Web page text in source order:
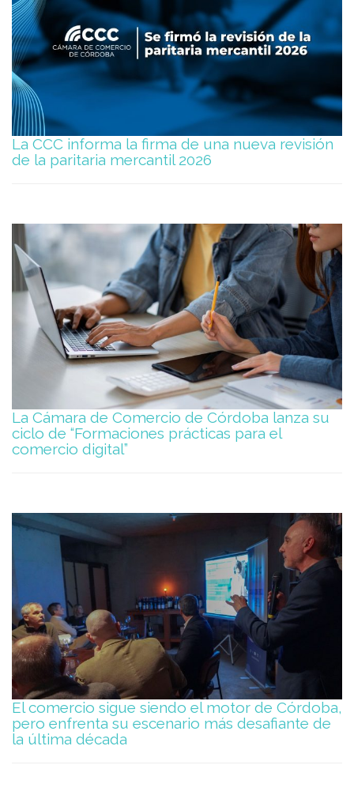
La CCC informa la firma de una nueva revisión
de la paritaria mercantil 2026
La Cámara de Comercio de Córdoba lanza su
ciclo de “Formaciones prácticas para el
comercio digital”
El comercio sigue siendo el motor de Córdoba,
pero enfrenta su escenario más desafiante de
la última década